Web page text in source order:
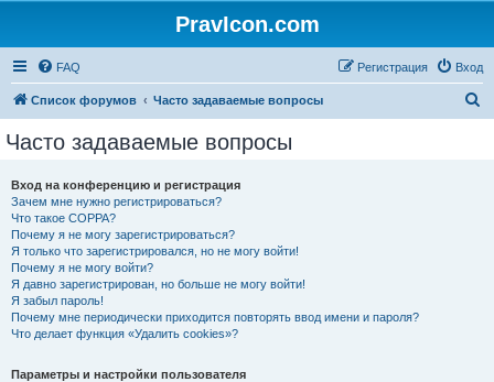
PravIcon.com
FAQ Вход
Регистрация
Список форумов Часто задаваемые вопросы
Часто задаваемые вопросы
Вход на конференцию и регистрация
Зачем мне нужно регистрироваться?
Что такое COPPA?
Почему я не могу зарегистрироваться?
Я только что зарегистрировался, но не могу войти!
Почему я не могу войти?
Я давно зарегистрирован, но больше не могу войти!
Я забыл пароль!
Почему мне периодически приходится повторять ввод имени и пароля?
Что делает функция «Удалить cookies»?
Параметры и настройки пользователя